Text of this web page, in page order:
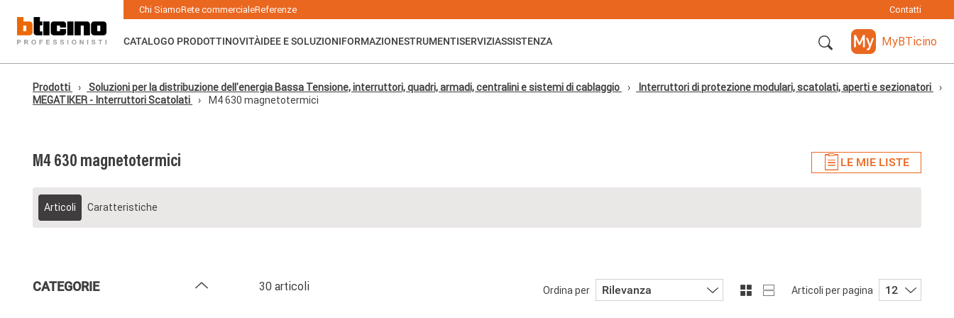
Chi SiamoRete commercialeReferenze Contatti
CATALOGO PRODOTTINOVITÀIDEE E SOLUZIONIFORMAZIONESTRUMENTISERVIZIASSISTENZA MyBTicino
Prodotti Soluzioni per la distribuzione dell'energia Bassa Tensione, interruttori, quadri, armadi, centralini e sistemi di cablaggio
Interruttori di protezione modulari, scatolati, aperti e sezionatori
MEGATIKER - Interruttori Scatolati
M4 630 magnetotermici
M4 630 magnetotermici LE MIE LISTE
Articoli Caratteristiche
CATEGORIE 30 articoli Ordina per Rilevanza Articoli per pagina 12